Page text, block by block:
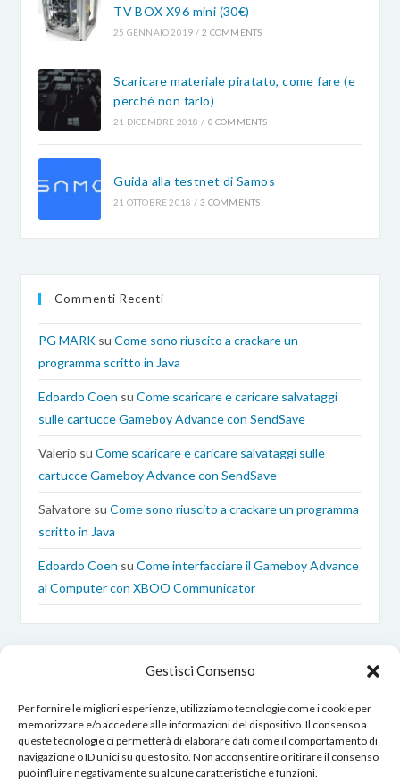
Gestisci Consenso
Per fornire le migliori esperienze, utilizziamo tecnologie come i cookie per
memorizzare e/o accedere alle informazioni del dispositivo. Il consenso a
queste tecnologie ci permetterà di elaborare dati come il comportamento di
navigazione o ID unici su questo sito. Non acconsentire o ritirare il consenso
può influire negativamente su alcune caratteristiche e funzioni.
TV BOX X96 mini (30€)
25 GENNAIO 2019 / 2 COMMENTS
Scaricare materiale piratato, come fare (e
perché non farlo)
21 DICEMBRE 2018 / 0 COMMENTS
Guida alla testnet di Samos
21 OTTOBRE 2018 / 3 COMMENTS
Commenti Recenti
PG MARK suCome sono riuscito a crackare un
programma scritto in Java
Edoardo Coen suCome scaricare e caricare salvataggi
sulle cartucce Gameboy Advance con SendSave
Valerio suCome scaricare e caricare salvataggi sulle
cartucce Gameboy Advance con SendSave
Salvatore suCome sono riuscito a crackare un programma
scritto in Java
Edoardo Coen suCome interfacciare il Gameboy Advance
al Computer con XBOO Communicator
EdoardoCoen.it © Copyright 2017 – 2026
Tutti i diritti sono riservati.